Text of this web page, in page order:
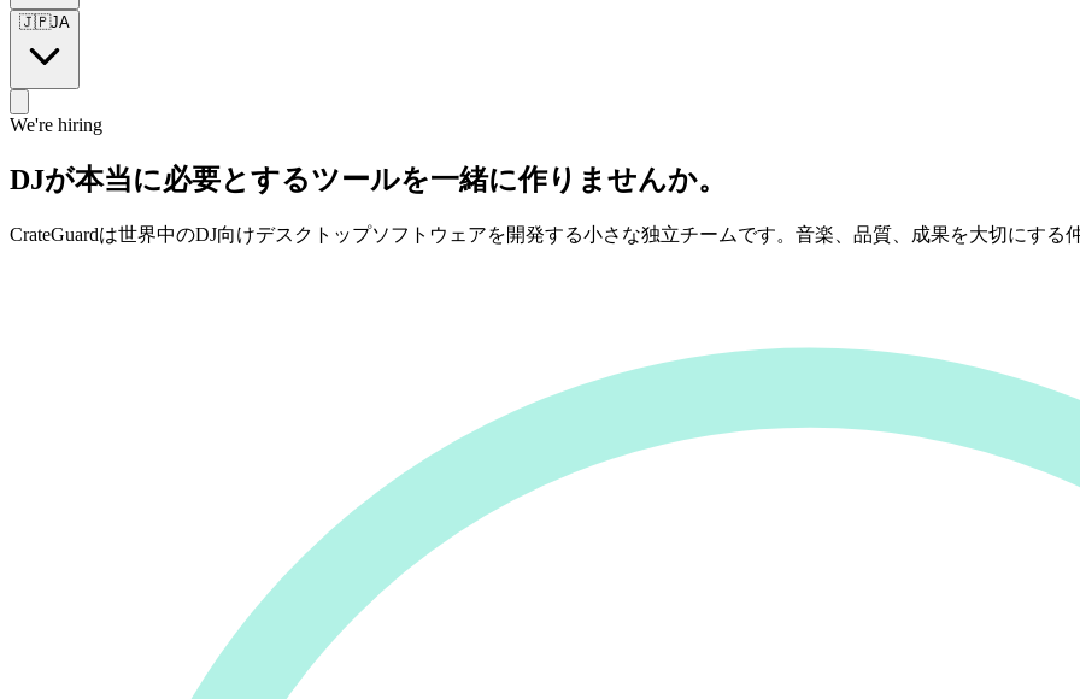
🇯🇵JA
We're hiring
DJが本当に必要とするツールを一緒に作りませんか。
CrateGuardは世界中のDJ向けデスクトップソフトウェアを開発する小さな独立チームです。音楽、品質、成果を大切にする